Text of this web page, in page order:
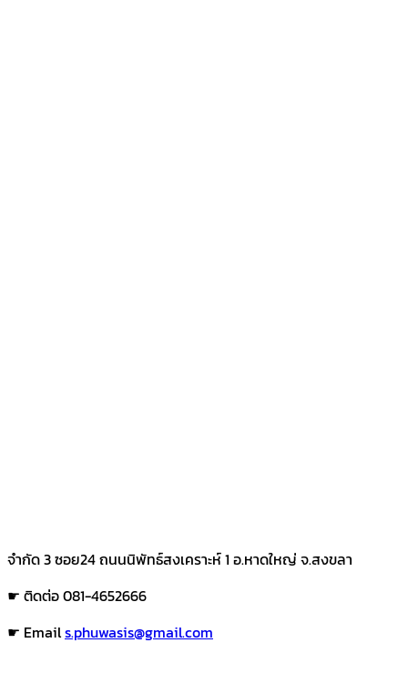
จำกัด 3 ซอย24 ถนนนิพัทธ์สงเคราะห์ 1 อ.หาดใหญ่ จ.สงขลา
☛ ติดต่อ 081-4652666
☛ Emails.phuwasis@gmail.com